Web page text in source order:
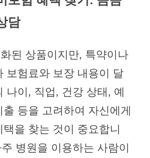
담
된 상품이지만, 특약이나
보험료와 보장 내용이 달
나이, 직업, 건강 상태, 예
등을 고려하여 자신에게
을 찾는 것이 중요합니
병원을 이용하는 사람이